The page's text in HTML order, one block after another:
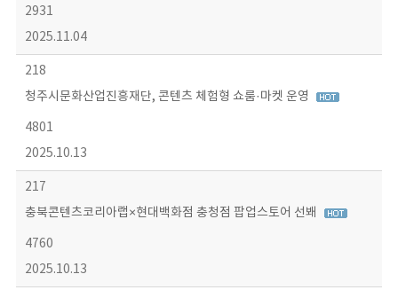
2931
2025.11.04
218
청주시문화산업진흥재단, 콘텐츠 체험형 쇼룸·마켓 운영
4801
2025.10.13
217
충북콘텐츠코리아랩×현대백화점 충청점 팝업스토어 선봬
4760
2025.10.13